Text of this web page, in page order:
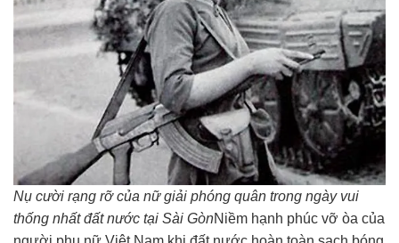
Nụ cười rạng rỡ của nữ giải phóng quân trong ngày vui
thống nhất đất nước tại Sài GònNiềm hạnh phúc vỡ òa của